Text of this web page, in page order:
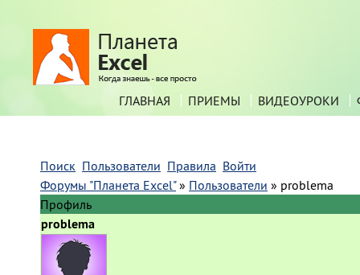
ГЛАВНАЯ ПРИЕМЫ ВИДЕОУРОКИ
Поиск Пользователи Правила Войти
Форумы "Планета Excel" » Пользователи » problema
Профиль
problema